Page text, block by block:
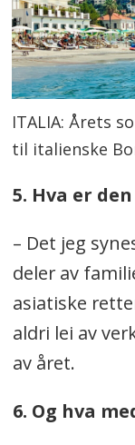
ITALIA: Årets
til italienske
5. Hva er
– Det jeg
deler av
asiatiske
aldri lei av
av året.
6. Og hva